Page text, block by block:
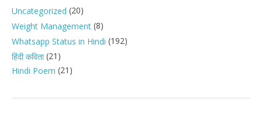
Uncategorized (20)
Weight Management (8)
Whatsapp Status in Hindi (192)
हिंदी कविता(21)
Hindi Poem (21)